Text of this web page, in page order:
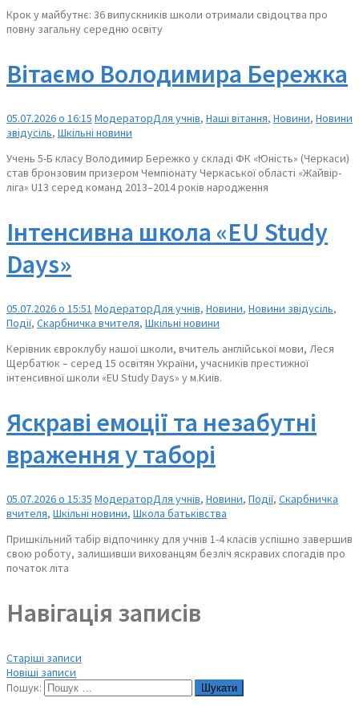
Крок у майбутнє: 36 випускників школи отримали свідоцтва про
повну загальну середню освіту
Вітаємо Володимира Бережка
05.07.2026 о 16:15 МодераторДля учнів, Наші вітання, Новини, Новини
звідусіль, Шкільні новини
Учень 5-Б класу Володимир Бережко у складі ФК «Юність» (Черкаси)
став бронзовим призером Чемпіонату Черкаської області «Жайвір-
ліга» U13 серед команд 2013–2014 років народження
Інтенсивна школа «EU Study
Days»
05.07.2026 о 15:51 МодераторДля учнів, Новини, Новини звідусіль,
Події, Скарбничка вчителя, Шкільні новини
Керівник євроклубу нашої школи, вчитель англійської мови, Леся
Щербатюк – серед 15 освітян України, учасників престижної
інтенсивної школи «EU Study Days» у м.Киів.
Яскраві емоції та незабутні
враження у таборі
05.07.2026 о 15:35 МодераторДля учнів, Новини, Події, Скарбничка
вчителя, Шкільні новини, Школа батьківства
Пришкільний табір відпочинку для учнів 1-4 класів успішно завершив
свою роботу, залишивши вихованцям безліч яскравих спогадів про
початок літа
Навігація записів
Старіші записи
Новіші записи
Пошук: